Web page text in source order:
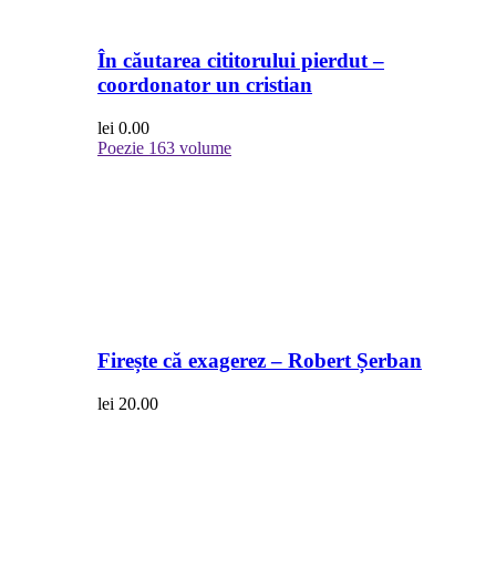
În căutarea cititorului pierdut –
coordonator un cristian
lei 0.00
Poezie 163 volume
Firește că exagerez – Robert Șerban
lei 20.00